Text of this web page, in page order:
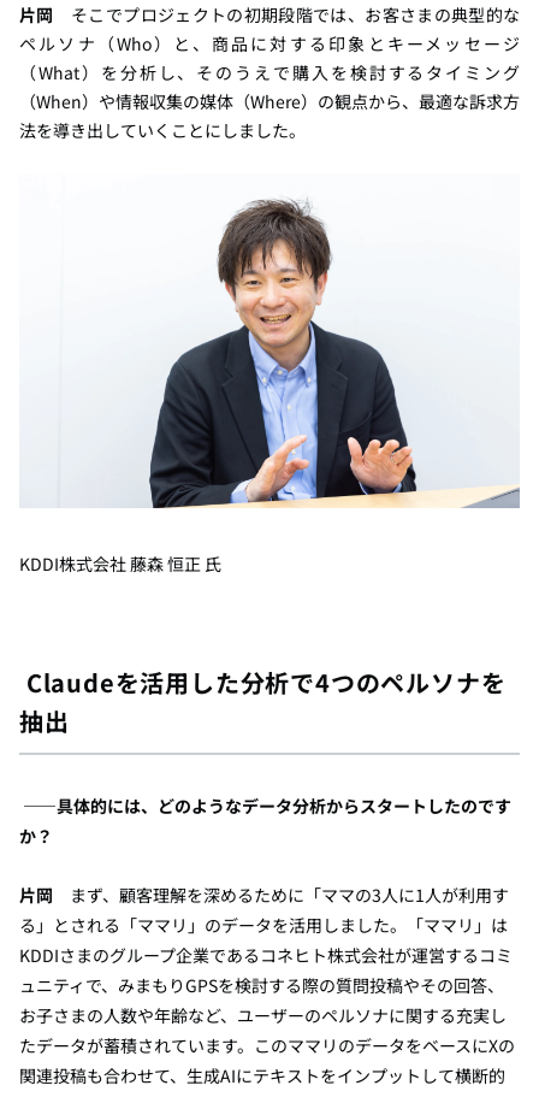
片岡 そこでプロジェクトの初期段階では、お客さまの典型的な
ペルソナ（Who）と、商品に対する印象とキーメッセージ
（What）を分析し、そのうえで購入を検討するタイミング
（When）や情報収集の媒体（Where）の観点から、最適な訴求方
法を導き出していくことにしました。
KDDI株式会社 藤森 恒正 氏
Claudeを活用した分析で4つのペルソナを
抽出
――具体的には、どのようなデータ分析からスタートしたのです
か？
片岡 まず、顧客理解を深めるために「ママの3人に1人が利用す
る」とされる「ママリ」のデータを活用しました。「ママリ」は
KDDIさまのグループ企業であるコネヒト株式会社が運営するコミ
ュニティで、みまもりGPSを検討する際の質問投稿やその回答、
お子さまの人数や年齢など、ユーザーのペルソナに関する充実し
たデータが蓄積されています。このママリのデータをベースにXの
関連投稿も合わせて、生成AIにテキストをインプットして横断的